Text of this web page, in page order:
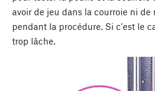
avoir de jeu dans la courroie ni de
pendant la procédure. Si c'est le
trop lâche.